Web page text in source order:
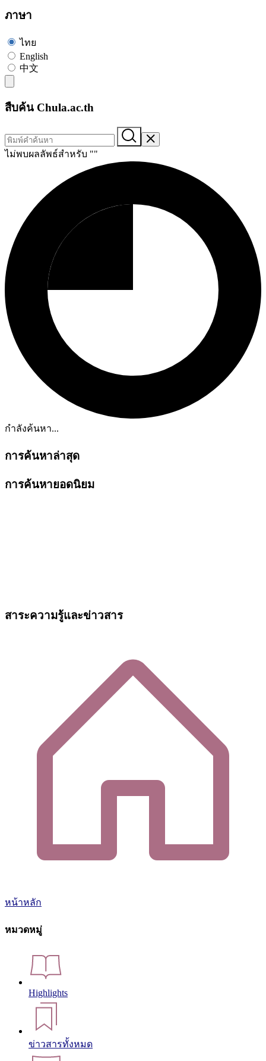
ภาษา
ไทย
English
中文
สืบค้น Chula.ac.th
ไม่พบผลลัพธ์สำหรับ ""
กำลังค้นหา...
การค้นหาล่าสุด
การค้นหายอดนิยม
สาระความรู้และข่าวสาร
หน้าหลัก
หมวดหมู่
Highlights
ข่าวสารทั้งหมด